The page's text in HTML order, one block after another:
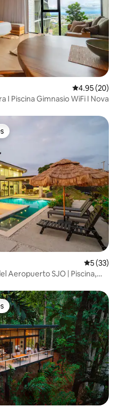
Calificación
4.95 (20)
I Piscina Gimnasio WiFi I Nova
5 (33)
Aeropuerto SJO | Piscina,